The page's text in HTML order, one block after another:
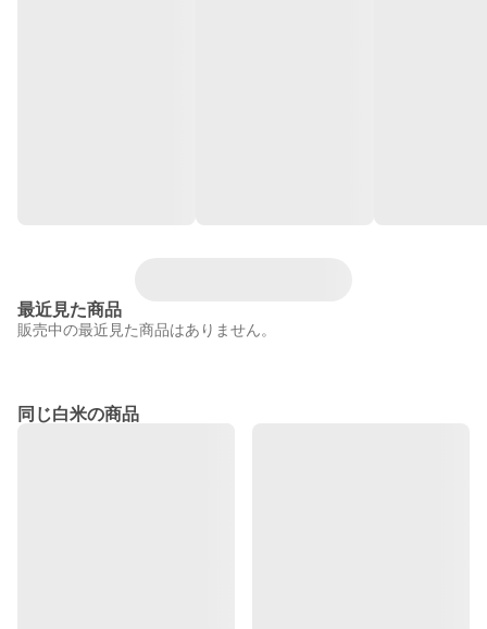
最近見た商品
販売中の最近見た商品はありません。
同じ白米の商品